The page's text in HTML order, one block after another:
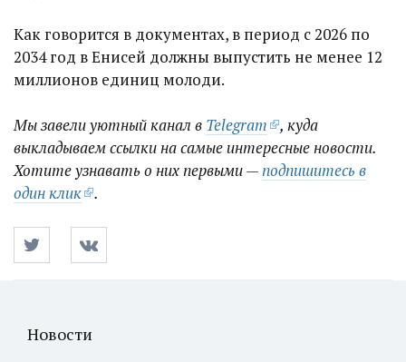
Как говорится в документах, в период с 2026 по
2034 год в Енисей должны выпустить не менее 12
миллионов единиц молоди.
Мы завели уютный канал в Telegram
, куда
выкладываем ссылки на самые интересные новости.
Хотите узнавать о них первыми —подпишитесь в
один клик
.
Новости